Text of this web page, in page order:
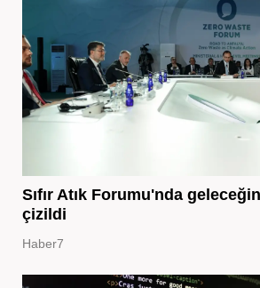
Sıfır Atık Forumu'nda
çizildi
Haber7